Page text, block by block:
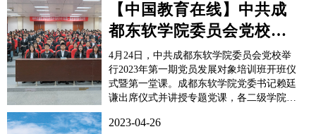
长张兵、陈旭辉出席会议，各学院和相关部
门当选为代表的主要负责人及部分团员代表
应邀列席会议。会议由成都东软...
【中国教育在线】中共成
都东软学院委员会党校举
行2023年第一期党员发展
对象培...
4月24日，中共成都东软学院委员会党校举
行2023年第一期党员发展对象培训班开班仪
式暨第一堂课。成都东软学院党委书记赖廷
谦出席仪式并讲授专题党课，各二级学院党
开班仪式由成都东软学院党群工作部部长欧
2023-04-26